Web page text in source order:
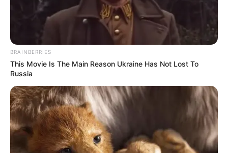
BRAINBERRIES
This Movie Is The Main Reason Ukraine Has Not Lost To
Russia